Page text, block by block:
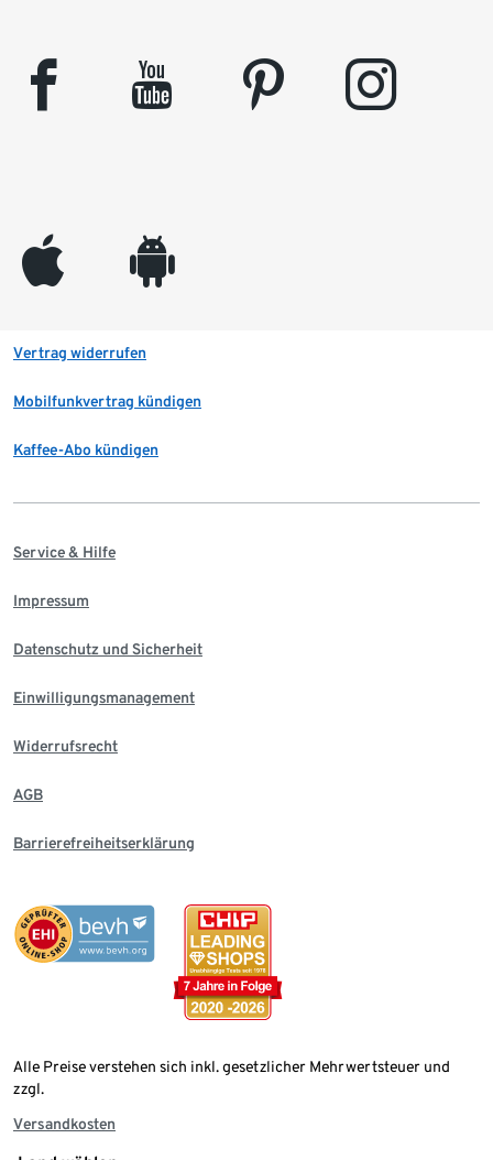
facebook youtube pinterest instagram
appleinc android
Vertrag widerrufen
Mobilfunkvertrag kündigen
Kaffee-Abo kündigen
Service & Hilfe
Impressum
Datenschutz und Sicherheit
Einwilligungsmanagement
Widerrufsrecht
AGB
Barrierefreiheitserklärung
Alle Preise verstehen sich inkl. gesetzlicher Mehrwertsteuer und
zzgl.
Versandkosten